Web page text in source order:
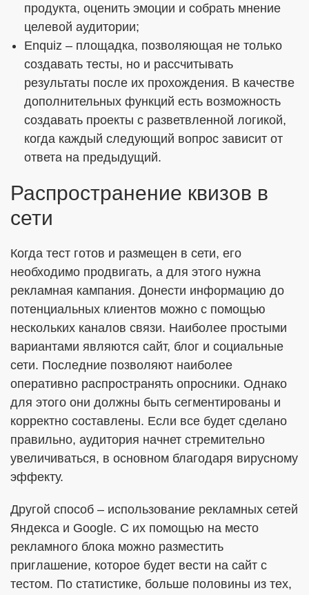
продукта, оценить эмоции и собрать мнение
целевой аудитории;
Enquiz – площадка, позволяющая не только
создавать тесты, но и рассчитывать
результаты после их прохождения. В качестве
дополнительных функций есть возможность
создавать проекты с разветвленной логикой,
когда каждый следующий вопрос зависит от
ответа на предыдущий.
Распространение квизов в
сети
Когда тест готов и размещен в сети, его
необходимо продвигать, а для этого нужна
рекламная кампания. Донести информацию до
потенциальных клиентов можно с помощью
нескольких каналов связи. Наиболее простыми
вариантами являются сайт, блог и социальные
сети. Последние позволяют наиболее
оперативно распространять опросники. Однако
для этого они должны быть сегментированы и
корректно составлены. Если все будет сделано
правильно, аудитория начнет стремительно
увеличиваться, в основном благодаря вирусному
эффекту.
Другой способ – использование рекламных сетей
Яндекса и Google. С их помощью на место
рекламного блока можно разместить
приглашение, которое будет вести на сайт с
тестом. По статистике, больше половины из тех,